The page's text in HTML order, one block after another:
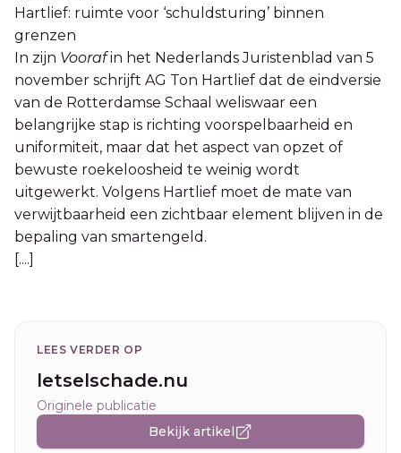
Hartlief: ruimte voor ‘schuldsturing’ binnen
grenzen
In zijn Voorafin het Nederlands Juristenblad van 5
november schrijft AG Ton Hartlief dat de eindversie
van de Rotterdamse Schaal weliswaar een
belangrijke stap is richting voorspelbaarheid en
uniformiteit, maar dat het aspect van opzet of
bewuste roekeloosheid te weinig wordt
uitgewerkt. Volgens Hartlief moet de mate van
verwijtbaarheid een zichtbaar element blijven in de
bepaling van smartengeld.
[....]
LEES VERDER OP
letselschade.nu
Originele publicatie
Bekijk artikel